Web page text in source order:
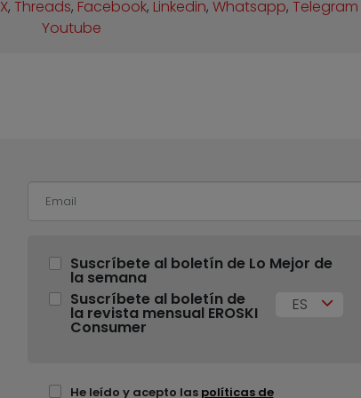
X,Threads, Facebook, Linkedin,Whatsapp,Telegram
Youtube
Suscríbete al boletín de Lo Mejor de
la semana
Suscríbete al boletín de
la revista mensual EROSKI
Consumer
ES
He leído y acepto las políticas de